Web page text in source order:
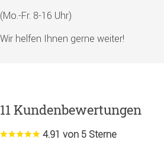
(Mo.-Fr. 8-16 Uhr)
Wir helfen Ihnen gerne weiter!
11 Kundenbewertungen
4.91 von 5 Sterne